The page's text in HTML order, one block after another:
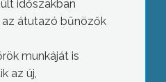
időszakban
átutazó bűnözők
munkáját is
az új,